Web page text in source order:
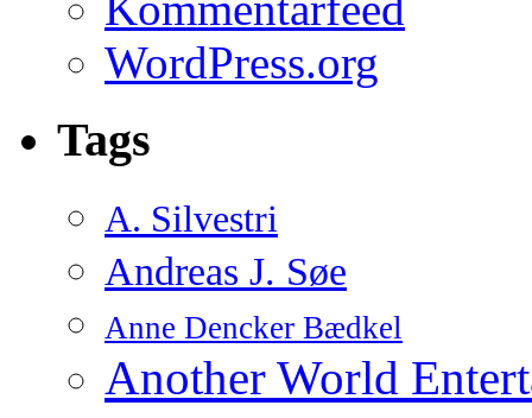
WordPress.org
Tags
A. Silvestri
Andreas J. Søe
Anne Dencker Bædkel
Another World